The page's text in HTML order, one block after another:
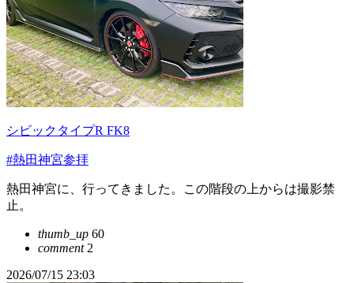
シビックタイプR FK8
#熱田神宮参拝
熱田神宮に、行ってきました。この階段の上からは撮影禁
止。
thumb_up 60
comment2
2026/07/15 23:03